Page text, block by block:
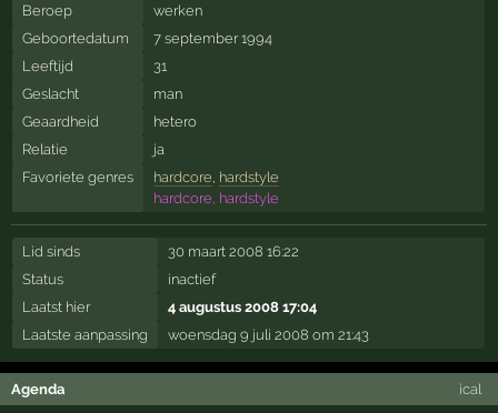
Beroep
werken
Geboortedatum
7 september 1994
Leeftijd
31
Geslacht
man
Geaardheid
hetero
Relatie
ja
Favoriete genres
hardcore hardstyle
hardcore, hardstyle
Lid sinds
30 maart 2008 16:22
Status
inactief
Laatst hier
4 augustus 2008 17:04
Laatste aanpassing
woensdag 9 juli 2008 om 21:43
Agenda ical